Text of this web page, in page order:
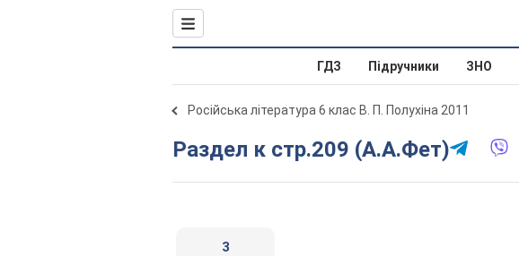
ГДЗ Підручники ЗНО
Російська література 6 клас В. П. Полухіна 2011
Раздел к стр.209 (А.А.Фет)
3